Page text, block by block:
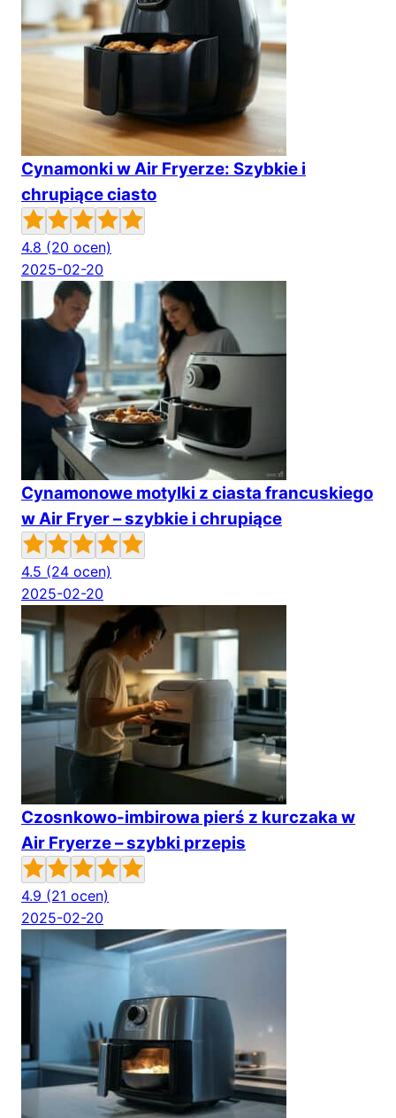
Cynamonki w Air Fryerze: Szybkie i
chrupiące ciasto
4.8 (20 ocen)
2025-02-20
Cynamonowe motylki z ciasta francuskiego
w Air Fryer – szybkie i chrupiące
4.5 (24 ocen)
2025-02-20
Czosnkowo-imbirowa pierś z kurczaka w
Air Fryerze – szybki przepis
4.9 (21 ocen)
2025-02-20